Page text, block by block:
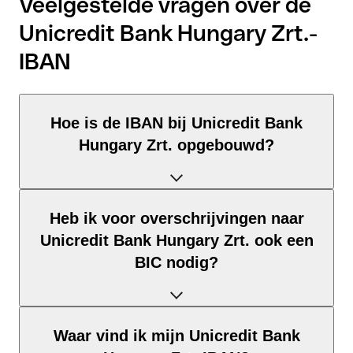
Unicredit Bank Hungary Zrt.-
IBAN
Hoe is de IBAN bij Unicredit Bank
Hungary Zrt. opgebouwd?
opgebouwd uit drie elementen:
Landcode (positie 1–2): Hongarije identificeert Hongarije
volgens ISO 3166-1.
Controlegetal (positie 3–4): Berekend via de modulo-97-
BBAN (positie 5–28): De nationale rekeningidentificatie –
Heb ik voor overschrijvingen naar
Unicredit Bank Hungary Zrt. ook een
BIC nodig?
Waar vind ik mijn Unicredit Bank